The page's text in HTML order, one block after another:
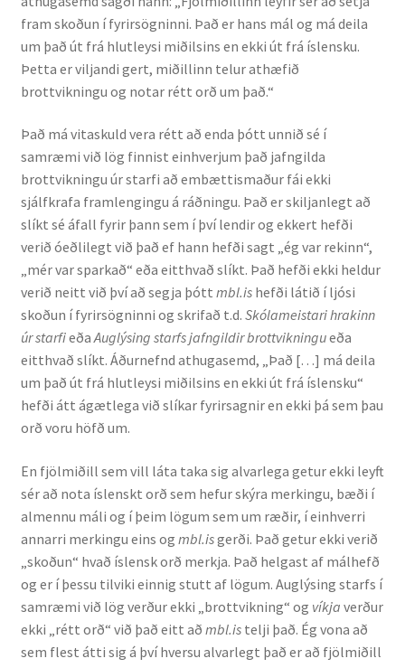
Staða íslenskunnar
Ritverk og erindi
Önnur ritverk
Ritrýndar greinar
Óritrýnt fræðilegt efni
Málfarspistlar
Fræðilegir fyrirlestrar
Ýmis erindi
Administration
CV
Publications
fram skoðun í fyrirsögninni. Það er hans mál og má deila
um það út frá hlutleysi miðilsins en ekki út frá íslensku.
Þetta er viljandi gert, miðillinn telur athæfið
brottvikningu og notar rétt orð um það.“
Það má vitaskuld vera rétt að enda þótt unnið sé í
samræmi við lög finnist einhverjum það jafngilda
brottvikningu úr starfi að embættismaður fái ekki
sjálfkrafa framlengingu á ráðningu. Það er skiljanlegt að
slíkt sé áfall fyrir þann sem í því lendir og ekkert hefði
verið óeðlilegt við það ef hann hefði sagt „ég var rekinn“,
„mér var sparkað“ eða eitthvað slíkt. Það hefði ekki heldur
verið neitt við því að segja þótt mbl.is hefði látið í ljósi
skoðun í fyrirsögninni og skrifað t.d. Skólameistari hrakinn
úr starfieðaAuglýsing starfs jafngildir brottvikningueða
eitthvað slíkt. Áðurnefnd athugasemd, „Það […] má deila
um það út frá hlutleysi miðilsins en ekki út frá íslensku“
hefði átt ágætlega við slíkar fyrirsagnir en ekki þá sem þau
orð voru höfð um.
En fjölmiðill sem vill láta taka sig alvarlega getur ekki leyft
sér að nota íslenskt orð sem hefur skýra merkingu, bæði í
almennu máli og í þeim lögum sem um ræðir, í einhverri
annarri merkingu eins og mbl.isgerði. Það getur ekki verið
„skoðun“ hvað íslensk orð merkja. Það helgast af málhefð
og er í þessu tilviki einnig stutt af lögum. Auglýsing starfs í
samræmi við lög verður ekki „brottvikning“ og víkja verður
ekki „rétt orð“ við það eitt að mbl.is telji það. Ég vona að
sem flest átti sig á því hversu alvarlegt það er að fjölmiðill